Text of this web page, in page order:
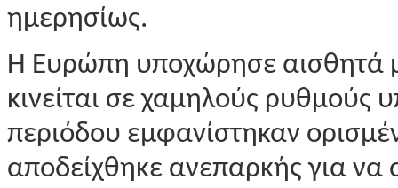
ημερησίως.
Η Ευρώπη υποχώρησε αισθητά
κινείται σε χαμηλούς ρυθμούς
περιόδου εμφανίστηκαν
αποδείχθηκε ανεπαρκής για να